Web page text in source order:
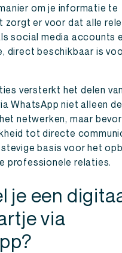
om je informatie te
zorgt er voor dat alle
social media accounts
direct beschikbaar is
versterkt het delen
WhatsApp niet alleen de
netwerken, maar
tot directe
basis voor het
professionele relaties.
je een
via